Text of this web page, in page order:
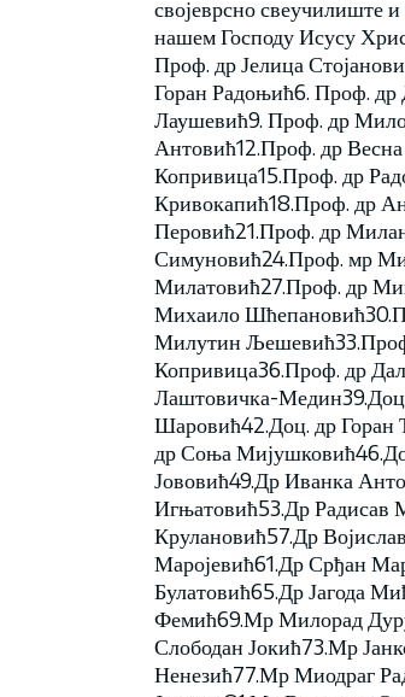
својеврсно свеучилиште и
нашем Господу Исусу
Проф. др Јелица
Горан Радоњић6. Проф. др
Лаушевић9. Проф. др
Антовић12.Проф. др
Копривица15.Проф. др
Кривокапић18.Проф. др
Перовић21.Проф. др
Симуновић24.Проф. мр
Милатовић27.Проф. др
Михаило
Милутин
Копривица36.Проф. др
Лаштовичка-
Шаровић42.Доц. др Горан
др Соња
Јововић49.Др Иванка
Игњатовић53.Др Радисав
Крулановић57.Др
Маројевић61.Др Срђан
Булатовић65.Др Јагода
Фемић69.Мр Милорад
Слободан Јокић73.Мр
Ненезић77.Мр Миодраг